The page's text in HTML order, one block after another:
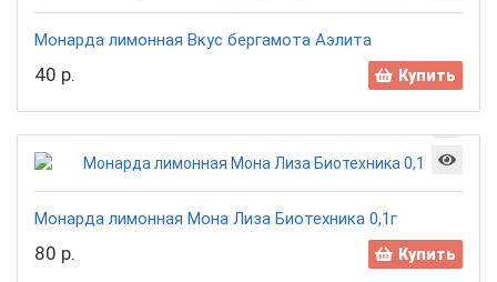
Монарда лимонная Вкус бергамота Аэлита
40 р. Купить
Монарда лимонная Мона Лиза Биотехника 0,1г
80 р. Купить